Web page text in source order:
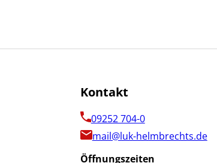
Kontakt
09252 704-0
mail@luk-helmbrechts.de
Öffnungszeiten